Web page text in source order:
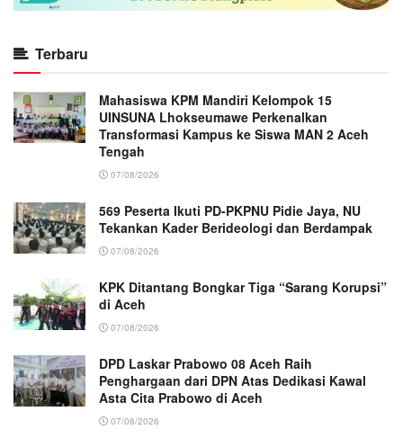
Terbaru
Mahasiswa KPM Mandiri Kelompok 15
UINSUNA Lhokseumawe Perkenalkan
Transformasi Kampus ke Siswa MAN 2 Aceh
Tengah
07/08/2026
569 Peserta Ikuti PD-PKPNU Pidie Jaya, NU
Tekankan Kader Berideologi dan Berdampak
07/08/2026
KPK Ditantang Bongkar Tiga “Sarang Korupsi”
di Aceh
07/08/2026
DPD Laskar Prabowo 08 Aceh Raih
Penghargaan dari DPN Atas Dedikasi Kawal
Asta Cita Prabowo di Aceh
07/08/2026